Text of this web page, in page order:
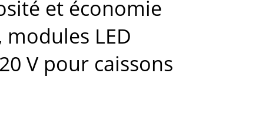
et économie
modules LED
V pour caissons